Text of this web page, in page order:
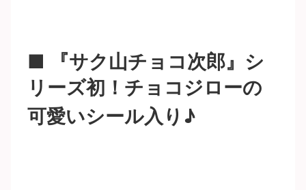
■ 『サク山チョコ次郎』シ
リーズ初！チョコジローの
可愛いシール入り♪